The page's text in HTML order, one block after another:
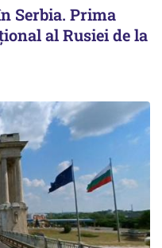
Serbia. Prima
al Rusiei de la